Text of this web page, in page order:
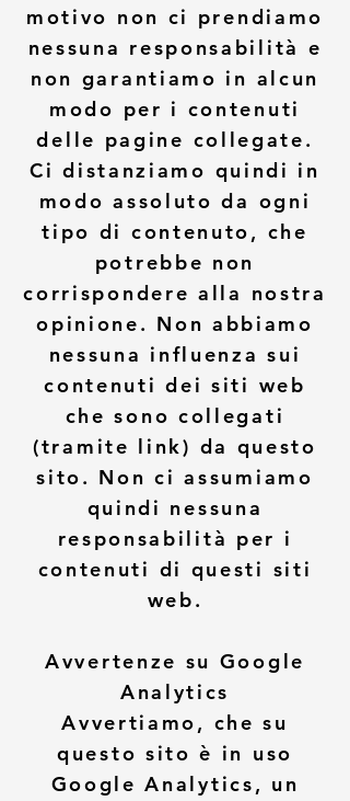
motivo non ci prendiamo
nessuna responsabilità e
non garantiamo in alcun
modo per i contenuti
delle pagine collegate.
Ci distanziamo quindi in
modo assoluto da ogni
tipo di contenuto, che
potrebbe non
corrispondere alla nostra
opinione. Non abbiamo
nessuna influenza sui
contenuti dei siti web
che sono collegati
(tramite link) da questo
sito. Non ci assumiamo
quindi nessuna
responsabilità per i
contenuti di questi siti
web.
Avvertenze su Google
Analytics
Avvertiamo, che su
questo sito è in uso
Google Analytics, un